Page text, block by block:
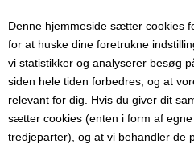
Denne hjemmeside sætter cookies
for at huske dine foretrukne
vi statistikker og analyserer besøg
siden hele tiden forbedres, og at
relevant for dig. Hvis du giver dit
sætter cookies (enten i form af
tredjeparter), og at vi behandler de
Gærnæringssalt,
Pris ved 1 stk.
89,00DKK